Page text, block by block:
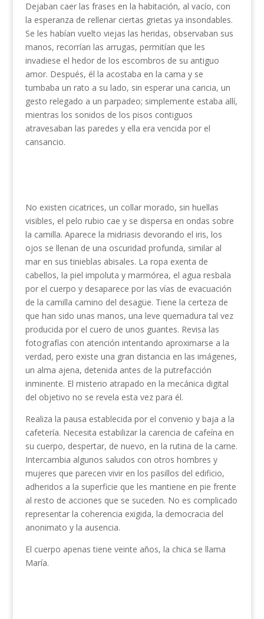
Dejaban caer las frases en la habitación, al vacío, con
la esperanza de rellenar ciertas grietas ya insondables.
Se les habían vuelto viejas las heridas, observaban sus
manos, recorrían las arrugas, permitían que les
invadiese el hedor de los escombros de su antiguo
amor. Después, él la acostaba en la cama y se
tumbaba un rato a su lado, sin esperar una caricia, un
gesto relegado a un parpadeo; simplemente estaba allí,
mientras los sonidos de los pisos contiguos
atravesaban las paredes y ella era vencida por el
cansancio.
No existen cicatrices, un collar morado, sin huellas
visibles, el pelo rubio cae y se dispersa en ondas sobre
la camilla. Aparece la midriasis devorando el iris, los
ojos se llenan de una oscuridad profunda, similar al
mar en sus tinieblas abisales. La ropa exenta de
cabellos, la piel impoluta y marmórea, el agua resbala
por el cuerpo y desaparece por las vías de evacuación
de la camilla camino del desagüe. Tiene la certeza de
que han sido unas manos, una leve quemadura tal vez
producida por el cuero de unos guantes. Revisa las
fotografías con atención intentando aproximarse a la
verdad, pero existe una gran distancia en las imágenes,
un alma ajena, detenida antes de la putrefacción
inminente. El misterio atrapado en la mecánica digital
del objetivo no se revela esta vez para él.
Realiza la pausa establecida por el convenio y baja a la
cafetería. Necesita estabilizar la carencia de cafeína en
su cuerpo, despertar, de nuevo, en la rutina de la carne.
Intercambia algunos saludos con otros hombres y
mujeres que parecen vivir en los pasillos del edificio,
adheridos a la superficie que les mantiene en pie frente
al resto de acciones que se suceden. No es complicado
representar la coherencia exigida, la democracia del
anonimato y la ausencia.
El cuerpo apenas tiene veinte años, la chica se llama
María.